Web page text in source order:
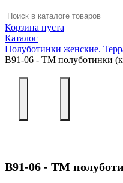
Корзина пуста
Каталог
Полуботинки женские.
В91-06 - ТМ полуботинки
В91-06 - ТМ